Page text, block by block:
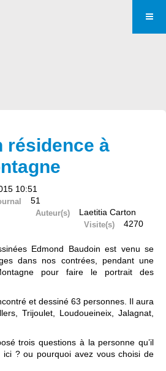
résidence à
10:51
51
Auteur(s) Laetitia Carton
Visite(s)
4270
Edmond Baudoin est venu se
dans nos contrées, pendant une
pour faire le portrait des
et dessiné 63 personnes. Il aura
Trijoulet, Loudoueineix, Jalagnat,
trois questions à la personne qu’il
? ou pourquoi avez vous choisi de